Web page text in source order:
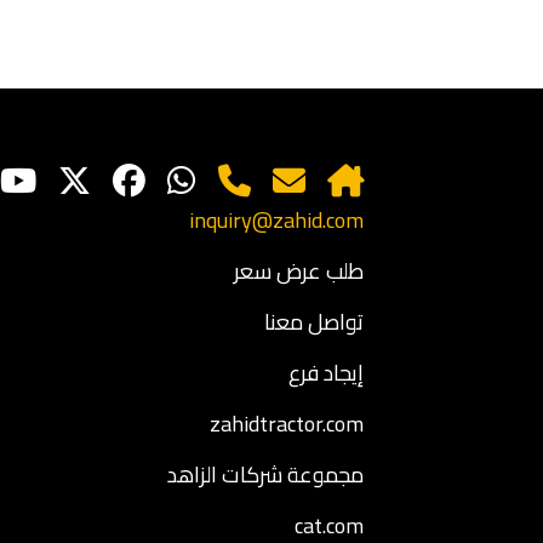
inquiry@zahid.com
طلب عرض سعر
تواصل معنا
إيجاد فرع
zahidtractor.com
مجموعة شركات الزاهد
cat.com